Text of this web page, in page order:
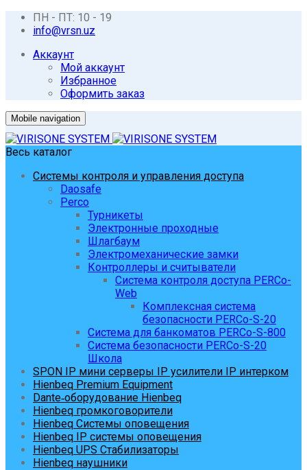
ПН - ПТ: 10 - 19
info@vrsn.uz
Аккаунт
Мой аккаунт
Избранное
Оформить заказ
Mobile navigation
Весь каталог
Системы контроля и управления доступа
Daosafe
Perco
Турникеты
Электронные проходные
Шлагбаум
Электромеханические замки
Контроллеры и считыватели
Система контроля доступа PERCo-
Web
Комплексная система
безопасности PERCo-S-20
Система для банкоматов PERCo-S-800
Система безопасности PERCo-S-20
Школа
SPON IP мини серверы IP усилители IP интерком
Hienbeq Premium Equipment
Dante‑оборудование Hienbeq
Hienbeq громкоговорители
Hienbeq Системы оповещения
Hienbeq IP системы оповещения
Hienbeq UPS Стабилизаторы
Hienbeq наушники